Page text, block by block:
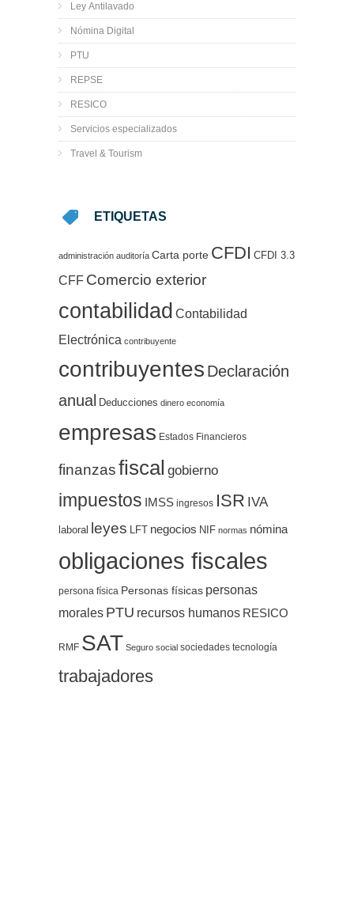
Ley Antilavado
Nómina Digital
PTU
REPSE
RESICO
Servicios especializados
Travel & Tourism
ETIQUETAS
administración auditoría Carta porte CFDI CFDI 3.3
CFF Comercio exterior
contabilidad Contabilidad
Electrónica contribuyente
contribuyentes Declaración
anual Deducciones dinero economía
empresas Estados Financieros
finanzasfiscal gobierno
impuestos IMSS ingresos ISR IVA
laboral leyes LFT negocios NIF normas nómina
obligaciones fiscales
persona física Personas físicas personas
morales PTU recursos humanos RESICO
RMF SAT Seguro social sociedades tecnología
trabajadores